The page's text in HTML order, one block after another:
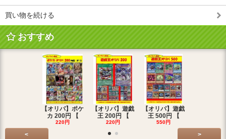
買い物を続ける
おすすめ
【オリパ】ポケ
カ 200円 【
220円
【オリパ】遊戯
王 200円 【
220円
【オリパ】遊戯
王 500円 【
550円
< >